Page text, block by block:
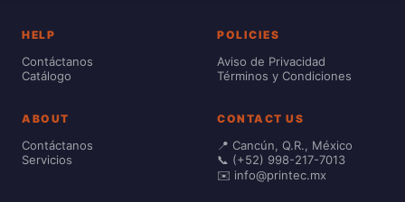
HELP
Contáctanos
Catálogo
POLICIES
Aviso de Privacidad
Términos y Condiciones
ABOUT
Contáctanos
Servicios
CONTACT US
📍 Cancún, Q.R., México
📞 (+52) 998-217-7013
✉️ info@printec.mx